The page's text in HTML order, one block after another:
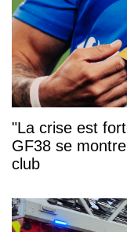
"La crise est
GF38 se
club